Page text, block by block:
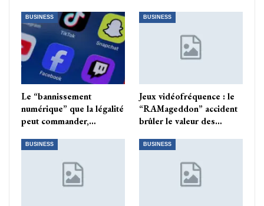
BUSINESS
Le “bannissement
numérique” que la légalité
peut commander,…
BUSINESS
Jeux vidéofréquence : le
“RAMageddon” accident
brûler le valeur des…
BUSINESS BUSINESS